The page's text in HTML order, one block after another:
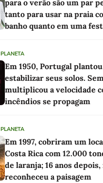
para o verão são um par
tanto para usar na praia
banho quanto em uma
PLANETA
Em 1950, Portugal
estabilizar seus solos.
multiplicou a velocidade
incêndios se propagam
PLANETA
Em 1997, cobriram um
Costa Rica com 12.000
de laranja; 16 anos
reconheceu a paisagem